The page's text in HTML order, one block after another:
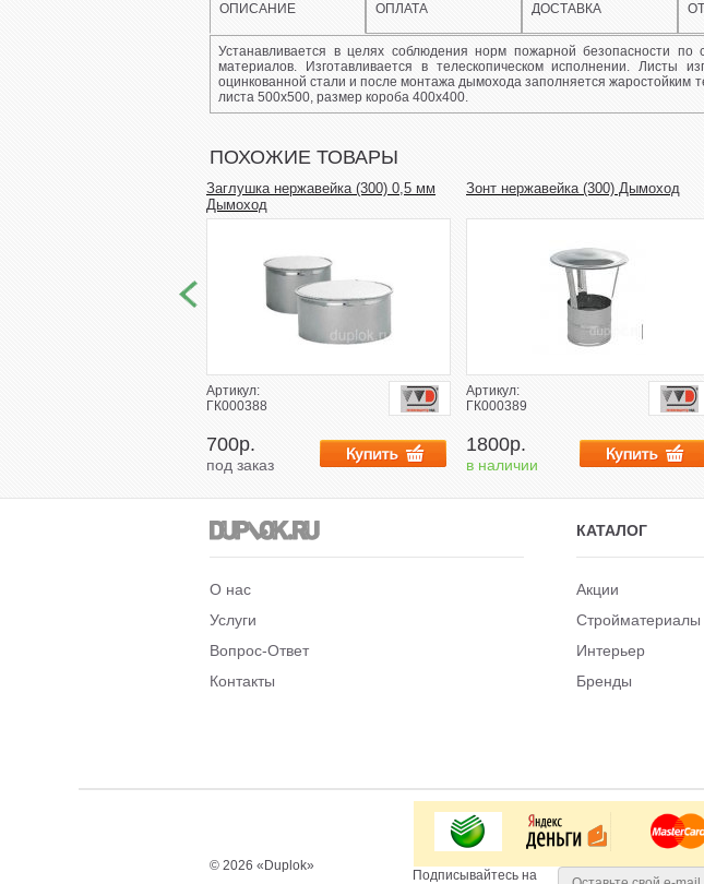
ОПИСАНИЕ ОПЛАТА ДОСТАВКА
Устанавливается в целях соблюдения норм пожарной безопасности
материалов. Изготавливается в телескопическом исполнении. Листы
оцинкованной стали и после монтажа дымохода заполняется
листа 500х500, размер короба 400х400.
ПОХОЖИЕ ТОВАРЫ
Заглушка нержавейка (300) 0,5 мм
Дымоход
Артикул:
ГК000388
700р.
под заказ
Зонт нержавейка (300) Дымоход
Артикул:
ГК000389
1800р.
в наличии
КАТАЛОГ
О нас
Услуги
Вопрос-Ответ
Контакты
Акции
Стройматериалы
Интерьер
Бренды
© 2026 «Duplok»
Подписывайтесь на